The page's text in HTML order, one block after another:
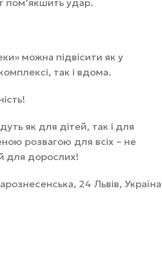
можна підвісити як у
так і вдома.
як для дітей, так і для
розвагою для всіх – не
для дорослих!
24 Львів, Україна